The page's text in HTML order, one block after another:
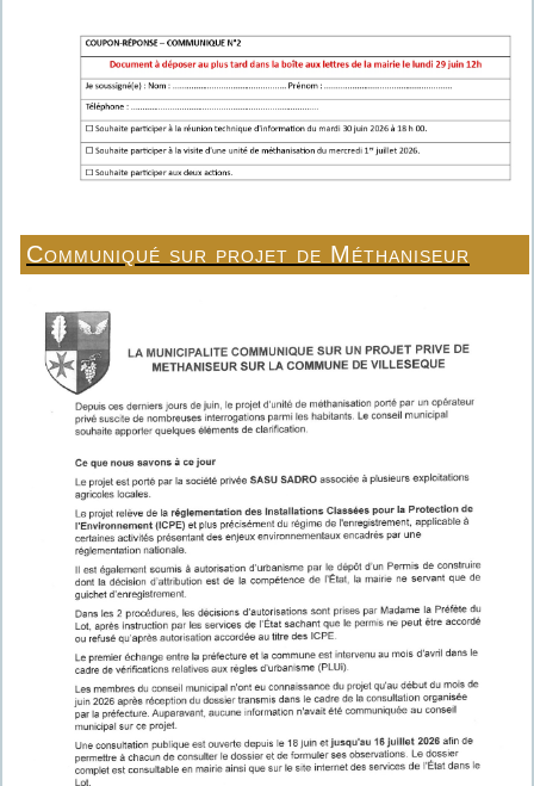
Communiqué sur projet de Méthaniseur